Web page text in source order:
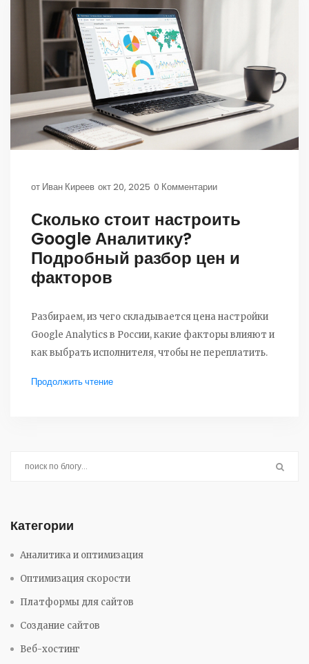
от Иван Киреев окт 20, 2025 0 Комментарии
Сколько стоит настроить
Google Аналитику?
Подробный разбор цен и
факторов
Разбираем, из чего складывается цена настройки
Google Analytics в России, какие факторы влияют и
как выбрать исполнителя, чтобы не переплатить.
Продолжить чтение
Категории
Аналитика и оптимизация
Оптимизация скорости
Платформы для сайтов
Создание сайтов
Веб-хостинг